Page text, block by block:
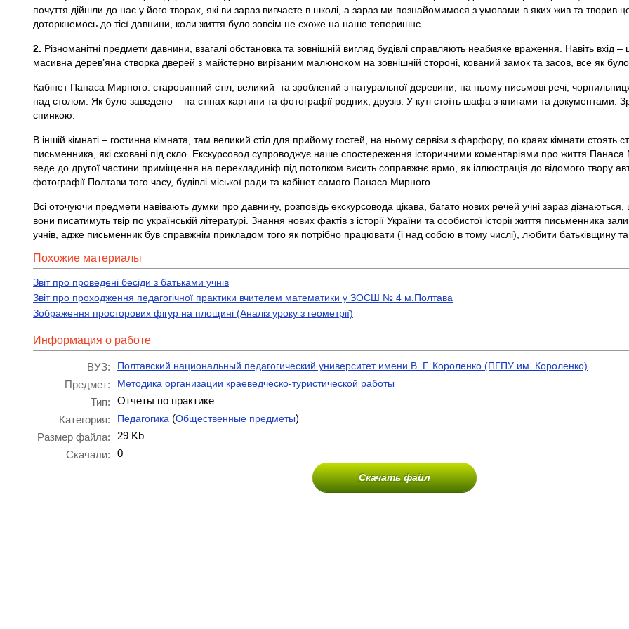
почуття дійшли до нас у його творах, які ви зараз вивчаєте в школі, а зараз ми познайомимося з умовами в яких жив та творив
доторкнемось до тієї давнини, коли життя було зовсім не схоже на наше теперишнє.
2. Різноманітні предмети давнини, взагалі обстановка та зовнішній вигляд будівлі справляють неабияке враження. Навіть вхід –
масивна дерев’яна створка дверей з майстерно вирізаним малюноком на зовнішній стороні, кований замок та засов, все як було
Кабінет Панаса Мирного: старовинний стіл, великий та зроблений з натуральної деревини, на ньому письмові речі,
над столом. Як було заведено – на стінах картини та фотографії родних, друзів. У куті стоїть шафа з книгами та документами.
спинкою.
В іншій кімнаті – гостинна кімната, там великий стіл для прийому гостей, на ньому сервізи з фарфору, по краях кімнати стоять
письменника, які сховані під скло. Екскурсовод супроводжує наше спостереження історичними коментаріями про життя
веде до другої частини приміщення на перекладиніф під потолком висить соправжнє ярмо, як іллюстрація до відомого твору
фотографії Полтави того часу, будівлі міської ради та кабінет самого Панаса Мирного.
Всі оточуючи предмети навівають думки про давнину, розповідь екскурсовода цікава, багато нових речей учні зараз
вони писатимуть твір по українській літературі. Знання нових фактів з історії України та особистої історії життя письменника
учнів, адже письменник був справжнім прикладом того як потрібно працювати (і над собою в тому числі), любити батьківщину
Похожие материалы
Звіт про проведені бесіди з батьками учнів
Звіт про проходження педагогічної практики вчителем математики у ЗОСШ № 4 м.Полтава
Зображення просторових фігур на площині (Аналіз уроку з геометрії)
Информация о работе
ВУЗ: Полтавский национальный педагогический университет имени В. Г. Короленко (ПГПУ им. Короленко)
Предмет: Методика организации краеведческо-туристической работы
Тип:
Отчеты по практике
Категория:
Педагогика (Общественные предметы)
Размер файла:
29 Kb
Скачали:
0
Скачать файл